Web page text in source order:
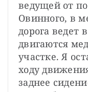
ведущей от
Овинного, в
дорога ведет
двигаются
участке. Я
ходу
заднее